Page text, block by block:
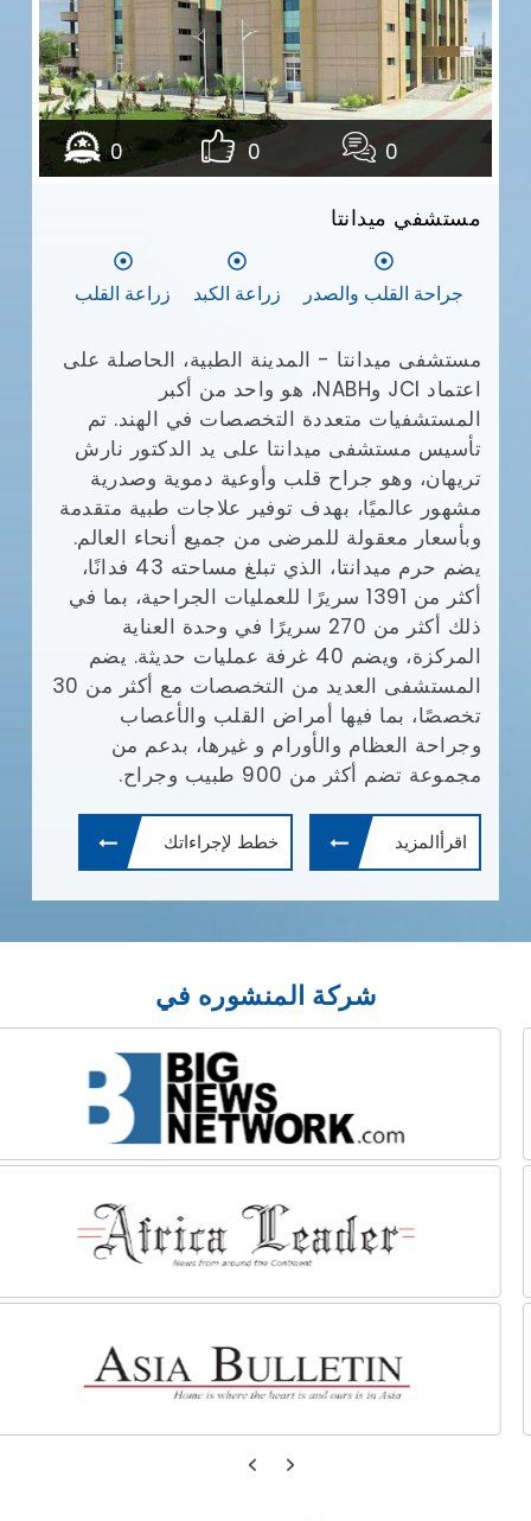
0 0 0
مستشفي ميدانتا
جراحة القلب والصدر زراعة الكبد زراعة القلب
مستشفى ميدانتا - المدينة الطبية، الحاصلة على
اعتماد JCI وNABH، هو واحد من أكبر
المستشفيات متعددة التخصصات في الهند. تم
تأسيس مستشفى ميدانتا على يد الدكتور نارش
تريهان، وهو جراح قلب وأوعية دموية وصدرية
مشهور عالميًا، بهدف توفير علاجات طبية متقدمة
وبأسعار معقولة للمرضى من جميع أنحاء العالم.
يضم حرم ميدانتا، الذي تبلغ مساحته 43 فدانًا،
أكثر من 1391 سريرًا للعمليات الجراحية، بما في
ذلك أكثر من 270 سريرًا في وحدة العناية
المركزة، ويضم 40 غرفة عمليات حديثة. يضم
المستشفى العديد من التخصصات مع أكثر من 30
تخصصًا، بما فيها أمراض القلب والأعصاب
وجراحة العظام والأورام و غيرها، بدعم من
مجموعة تضم أكثر من 900 طبيب وجراح.
اقرأالمزيد خطط لإجراءاتك
شركة المنشوره في